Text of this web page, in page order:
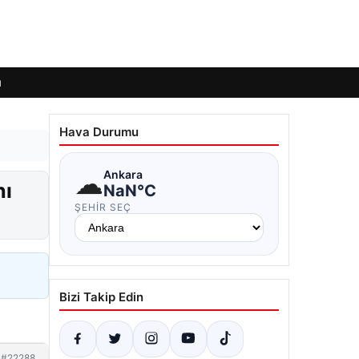
Hava Durumu
☁Ankara
NaN°C
ŞEHIR SEÇ
Bizi Takip Edin